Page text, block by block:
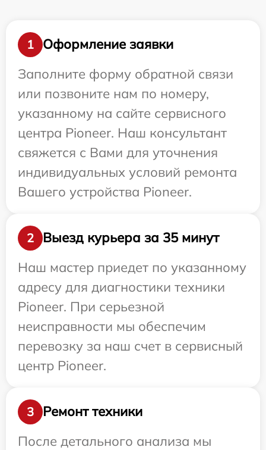
1
Оформление заявки
Заполните форму обратной связи
или позвоните нам по номеру,
указанному на сайте сервисного
центра Pioneer. Наш консультант
свяжется с Вами для уточнения
индивидуальных условий ремонта
Вашего устройства Pioneer.
2
Выезд курьера за 35 минут
Наш мастер приедет по указанному
адресу для диагностики техники
Pioneer. При серьезной
неисправности мы обеспечим
перевозку за наш счет в сервисный
центр Pioneer.
3
Ремонт техники
После детального анализа мы